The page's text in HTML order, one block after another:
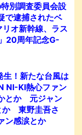
別調査委員会設
で逮捕されたベ
オ新幹線、ラス
20周年記念G-
！新たな台風は
NI-KI熱心ファン
とか 元ジャン
か 東野圭吾さ
ン感涙とか